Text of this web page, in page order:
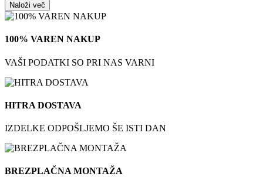
Naloži več
100% VAREN NAKUP
VAŠI PODATKI SO PRI NAS VARNI
HITRA DOSTAVA
IZDELKE ODPOŠLJEMO ŠE ISTI DAN
BREZPLAČNA MONTAŽA